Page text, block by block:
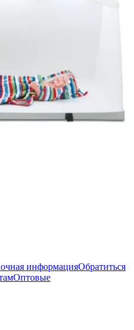
информацияОбратиться
Оптовые